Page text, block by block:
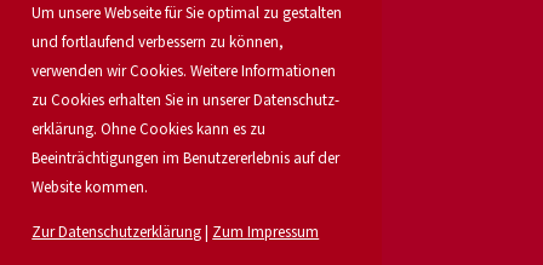
Für Eigentümer
Objekt anbieten
Für Bauträger
Industrie & Logistik
Standorte
Suchauftrag
Karriere
Um unsere Webseite für Sie optimal zu gestalten
und fortlaufend verbessern zu können,
verwenden wir Cookies. Weitere Informationen
zu Cookies erhalten Sie in unserer Daten­schutz­
erklärung. Ohne Cookies kann es zu
Beeinträchtigungen im Benutzererlebnis auf der
Website kommen.
Zur Datenschutzerklärung Zum Impressum